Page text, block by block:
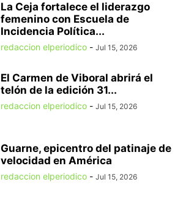
La Ceja fortalece el liderazgo
femenino con Escuela de
Incidencia Política...
redaccion elperiodico - Jul 15, 2026
El Carmen de Viboral abrirá el
telón de la edición 31...
redaccion elperiodico - Jul 15, 2026
Guarne, epicentro del patinaje de
velocidad en América
redaccion elperiodico - Jul 15, 2026